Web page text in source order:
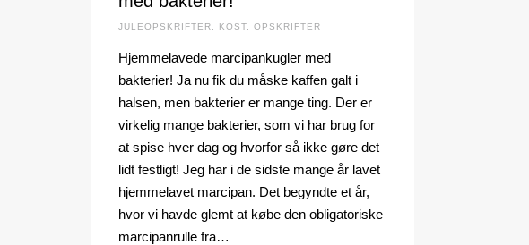
JULEOPSKRIFTER KOST OPSKRIFTER
Hjemmelavede marcipankugler med
bakterier! Ja nu fik du måske kaffen galt i
halsen, men bakterier er mange ting. Der er
virkelig mange bakterier, som vi har brug for
at spise hver dag og hvorfor så ikke gøre det
lidt festligt! Jeg har i de sidste mange år lavet
hjemmelavet marcipan. Det begyndte et år,
hvor vi havde glemt at købe den obligatoriske
marcipanrulle fra…